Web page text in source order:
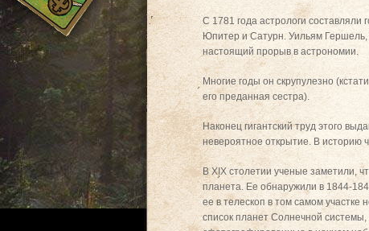
С 1781 года астрологи составляли
Юпитер и Сатурн. Уильям
настоящий прорыв в астрономии.
Многие годы он скрупулезно
его преданная сестра).
Наконец гигантский труд этого
невероятное открытие. В историю
В XIX столетии ученые заметили,
планета. Ее обнаружили в 1844-
ее в телескоп в том самом участке
список планет Солнечной